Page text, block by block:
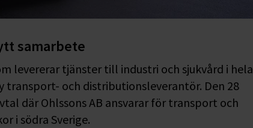
samarbete
levererar tjänster till industri och sjukvård i hela
transport- och distributionsleverantör. Den 28
där Ohlssons AB ansvarar för transport och
i södra Sverige.